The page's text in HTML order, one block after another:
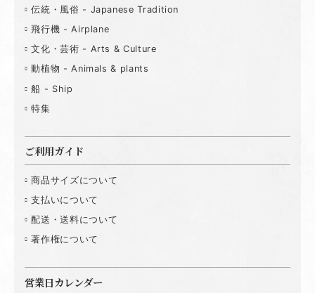
伝統・風俗 - Japanese Tradition
飛行機 - Airplane
文化・芸術 - Arts & Culture
動植物 - Animals & plants
船 - Ship
特集
ご利用ガイド
商品サイズについて
支払いについて
配送・送料について
著作権について
営業日カレンダー